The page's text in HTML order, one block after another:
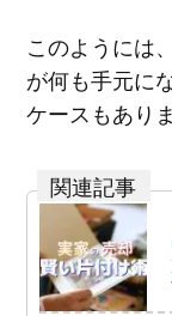
このようには
が何も手元に
ケースもありま